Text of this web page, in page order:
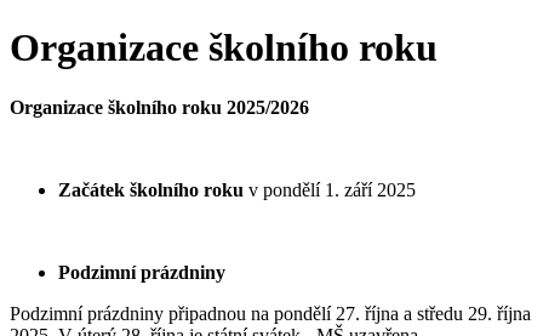
Organizace školního roku
Organizace školního roku 2025/2026
Začátek školního roku v pondělí 1. září 2025
Podzimní prázdniny
Podzimní prázdniny připadnou na pondělí 27. října a středu 29. října